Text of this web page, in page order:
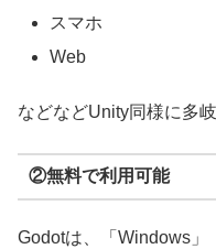
スマホ
Web
などなどUnity同様に多
②無料で利用可能
Godotは、「Windows」